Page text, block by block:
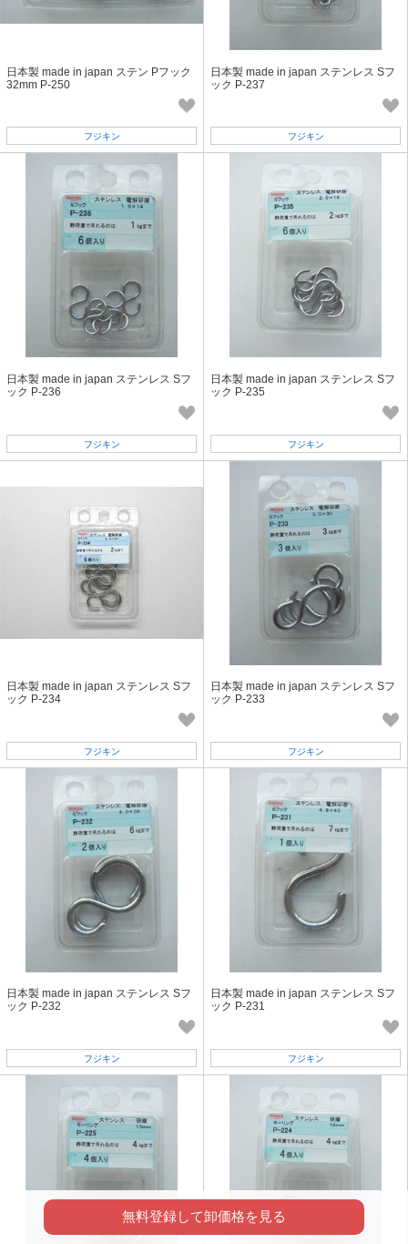
日本製 made in japan ステン Pフック
32mm P-250
フジキン
日本製 made in japan ステンレス Sフ
ック P-237
フジキン
日本製 made in japan ステンレス Sフ
ック P-236
フジキン
日本製 made in japan ステンレス Sフ
ック P-235
フジキン
日本製 made in japan ステンレス Sフ
ック P-234
フジキン
日本製 made in japan ステンレス Sフ
ック P-233
フジキン
日本製 made in japan ステンレス Sフ
ック P-232
フジキン
日本製 made in japan ステンレス Sフ
ック P-231
フジキン
無料登録して卸価格を見る